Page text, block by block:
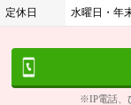
定休日 水曜日・年
※IP電話、